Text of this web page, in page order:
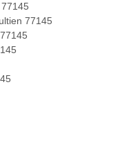
77145